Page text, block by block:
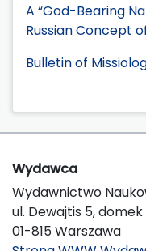
A “God-Bearing
Russian Concept
Bulletin of
Wydawca
Wydawnictwo
ul. Dewajtis 5,
01-815 Warszawa